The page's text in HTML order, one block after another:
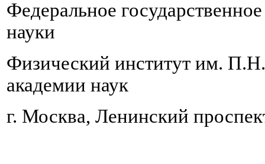
Федеральное
науки
Физический институт им.
академии наук
г. Москва, Ленинский